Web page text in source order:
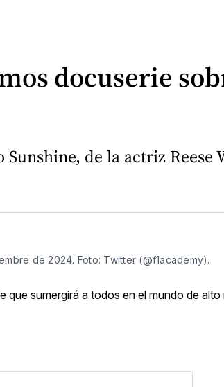
docuserie
de la actriz Reese
de 2024. Foto: Twitter (@f1academy).
sumergirá a todos en el mundo de alto